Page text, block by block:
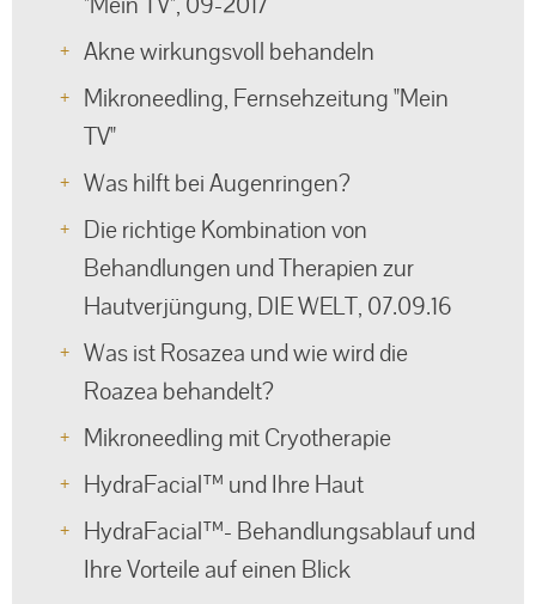
Akne wirkungsvoll behandeln
Mikroneedling, Fernsehzeitung "Mein
TV"
Was hilft bei Augenringen?
Die richtige Kombination von
Behandlungen und Therapien zur
Hautverjüngung, DIE WELT, 07.09.16
Was ist Rosazea und wie wird die
Roazea behandelt?
Mikroneedling mit Cryotherapie
HydraFacial™ und Ihre Haut
HydraFacial™- Behandlungsablauf und
Ihre Vorteile auf einen Blick